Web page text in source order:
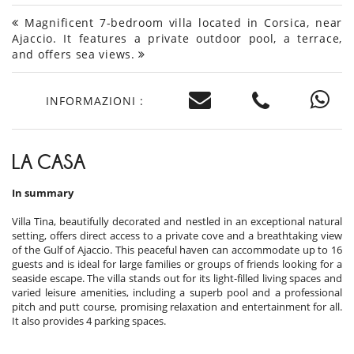
Magnificent 7-bedroom villa located in Corsica, near
Ajaccio. It features a private outdoor pool, a terrace,
and offers sea views.
INFORMAZIONI :
LA CASA
In summary
Villa Tina, beautifully decorated and nestled in an exceptional natural
setting, offers direct access to a private cove and a breathtaking view
of the Gulf of Ajaccio. This peaceful haven can accommodate up to 16
guests and is ideal for large families or groups of friends looking for a
seaside escape. The villa stands out for its light-filled living spaces and
varied leisure amenities, including a superb pool and a professional
pitch and putt course, promising relaxation and entertainment for all.
It also provides 4 parking spaces.